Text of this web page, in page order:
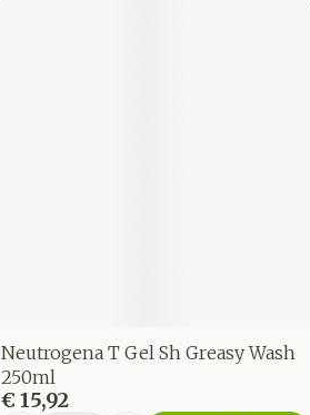
Neutrogena T Gel Sh Greasy Wash
250ml
€ 15,92